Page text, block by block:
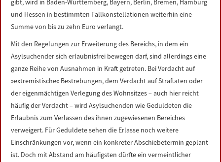
gibt, wird in Baden-Württemberg, Bayern, Berlin, Bremen, Hamburg
und Hessen in bestimmten Fallkonstellationen weiterhin eine
Summe von bis zu zehn Euro verlangt.
Mit den Regelungen zur Erweiterung des Bereichs, in dem ein
Asylsuchender sich erlaubnisfrei bewegen darf, sind allerdings eine
ganze Reihe von Ausnahmen in Kraft getreten. Bei Verdacht auf
»extremistische« Bestrebungen, dem Verdacht auf Straftaten oder
der eigenmächtigen Verlegung des Wohnsitzes – auch hier reicht
häufig der Verdacht – wird Asylsuchenden wie Geduldeten die
Erlaubnis zum Verlassen des ihnen zugewiesenen Bereiches
verweigert. Für Geduldete sehen die Erlasse noch weitere
Einschränkungen vor, wenn ein konkreter Abschiebetermin geplant
ist. Doch mit Abstand am häufigsten dürfte ein vermeintlicher